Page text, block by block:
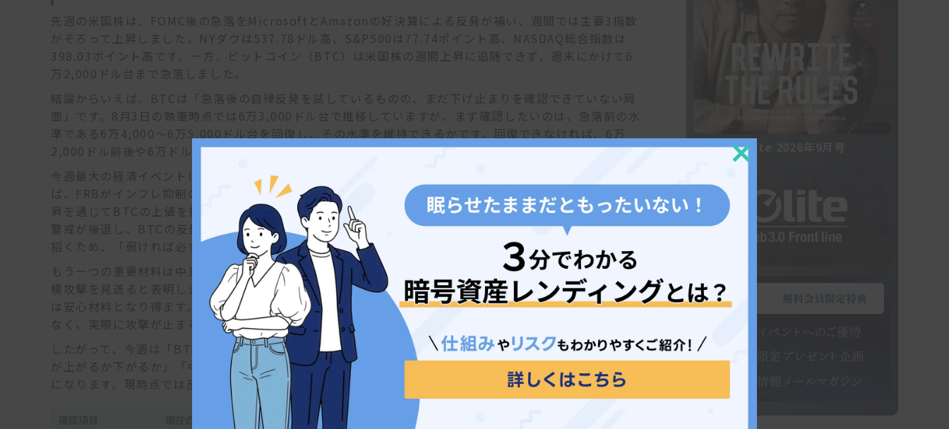
先週の米国株は、FOMC後の急落をMicrosoftとAmazonの好決算による反発が補い、週間では主要3指数
がそろって上昇しました。NYダウは537.78ドル高、S&P500は77.74ポイント高、NASDAQ総合指数は
398.03ポイント高です。一方、ビットコイン（BTC）は米国株の週間上昇に追随できず、週末にかけて6
万2,000ドル台まで急落しました。
結論からいえば、BTCは「急落後の自律反発を試しているものの、まだ下げ止まりを確認できていない局
面」です。8月3日の執筆時点では6万3,000ドル台で推移していますが、まず確認したいのは、急落前の水
準である6万4,000～6万5,000ドル台を回復し、その水準を維持できるかです。回復できなければ、6万
2,000ドル前後や6万ドル近辺を再び試す可能性を残します。
今週最大の経済イベントは、8月7日に発表される7月の米雇用統計です。雇用や賃金が市場予想より強けれ
ば、FRBがインフレ抑制のために9月以降の利上げを検討するとの見方が強まり、米国債利回りとドルの上
昇を通じてBTCの上値を抑える可能性があります。反対に、雇用の伸びや賃金上昇が落ち着けば、利上げ
警戒が後退し、BTCの反発を支える可能性があります。ただし、弱すぎる雇用統計は景気悪化への不安を
招くため、「弱ければ必ずBTCが上がる」とは限りません。
もう一つの重要材料は中東情勢です。トランプ米大統領は湾岸諸国の要請を受け、イランへの新たな大規
模攻撃を見送ると表明しました。停戦交渉が進み、原油価格と米国債利回りが低下すれば、株式やBTCに
は安心材料となり得ます。一方、これまでにも攻撃停止後に戦闘が再開した経緯があるため、発言だけで
なく、実際に攻撃が止まるか、ホルムズ海峡を巡る緊張が和らぐかを確認する必要があります。
したがって、今週は「BTCが6万4,000～6万5,000ドル台を回復できるか」「雇用統計後に米国債利回り
が上がるか下がるか」「中東情勢の緊張緩和が実際に進むか」の3点が、急落後の方向を判断する手掛かり
になります。現時点では反発を先取りするより、価格と金利の反応を確認する段階です。
Iolite 2026年9月号